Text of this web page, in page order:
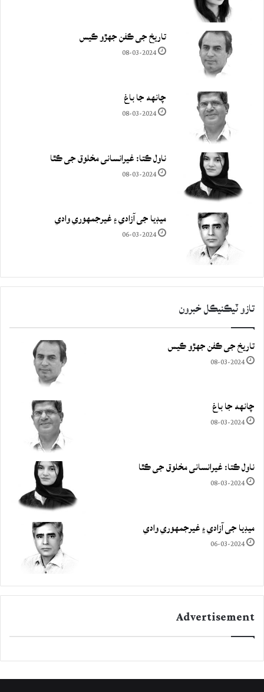
تاريخ جي ڪفن جھڙو ڪيس
08-03-2024
چانهه جا باغ
08-03-2024
ناول ڪتا: غيرانساني مخلوق جي ڪٿا
08-03-2024
ميڊيا جي آزادي ۽ غيرجمھوري وادي
06-03-2024
تازو ٽيڪنيڪل خبرون
تاريخ جي ڪفن جھڙو ڪيس
08-03-2024
چانهه جا باغ
08-03-2024
ناول ڪتا: غيرانساني مخلوق جي ڪٿا
08-03-2024
ميڊيا جي آزادي ۽ غيرجمھوري وادي
06-03-2024
Advertisement